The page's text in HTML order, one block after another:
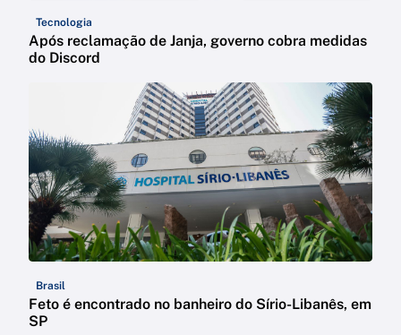
Tecnologia
Após reclamação de Janja, governo cobra medidas
do Discord
Brasil
Feto é encontrado no banheiro do Sírio-Libanês, em
SP